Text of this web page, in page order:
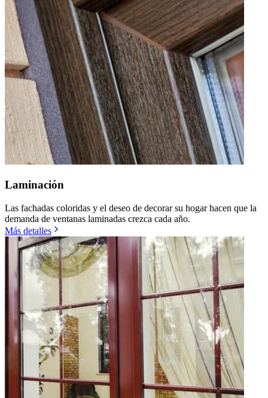
Laminación
Las fachadas coloridas y el deseo de decorar su hogar hacen que la
demanda de ventanas laminadas crezca cada año.
Más detalles